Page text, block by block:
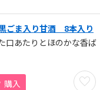
ごま入り甘酒 8本入り
口あたりとほのかな香ば
お気
購入